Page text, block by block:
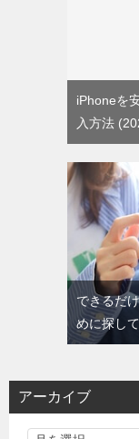
iPhoneを
入方法
できるだ
めに探し
アーカイブ